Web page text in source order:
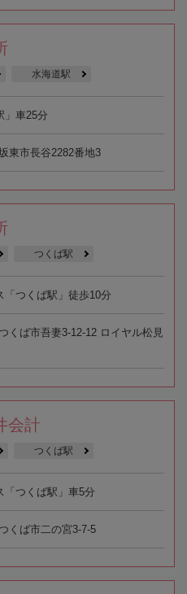
水海道駅
」車25分
東市長谷2282番地3
つくば駅
「つくば駅」徒歩10分
くば市吾妻3-12-12 ロイヤル松見
会計
つくば駅
「つくば駅」車5分
くば市二の宮3-7-5